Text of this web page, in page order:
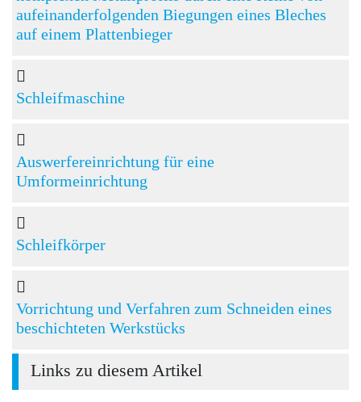
aufeinanderfolgenden Biegungen eines Bleches
auf einem Plattenbieger
Schleifmaschine
Auswerfereinrichtung für eine
Umformeinrichtung
Schleifkörper
Vorrichtung und Verfahren zum Schneiden eines
beschichteten Werkstücks
Links zu diesem Artikel